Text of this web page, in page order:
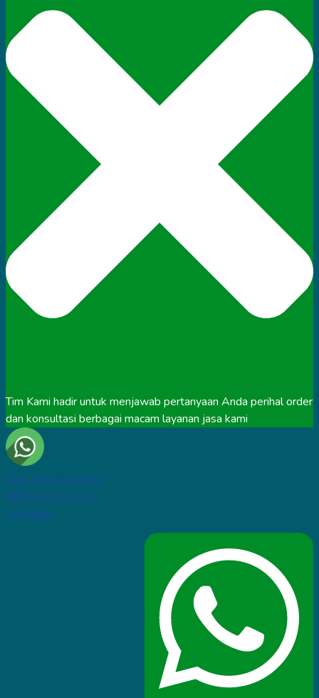
Tim Kami hadir untuk menjawab pertanyaan Anda perihal order
dan konsultasi berbagai macam layanan jasa kami
Chat WA Klik Disini
0857.0211.1110
Available